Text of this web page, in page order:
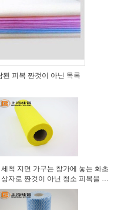
피복 짠것이 아닌 목록
세척 지면 가구는 창가에 놓는 화초
상자로 짠것이 아닌 청소 피복을 닦
습니다